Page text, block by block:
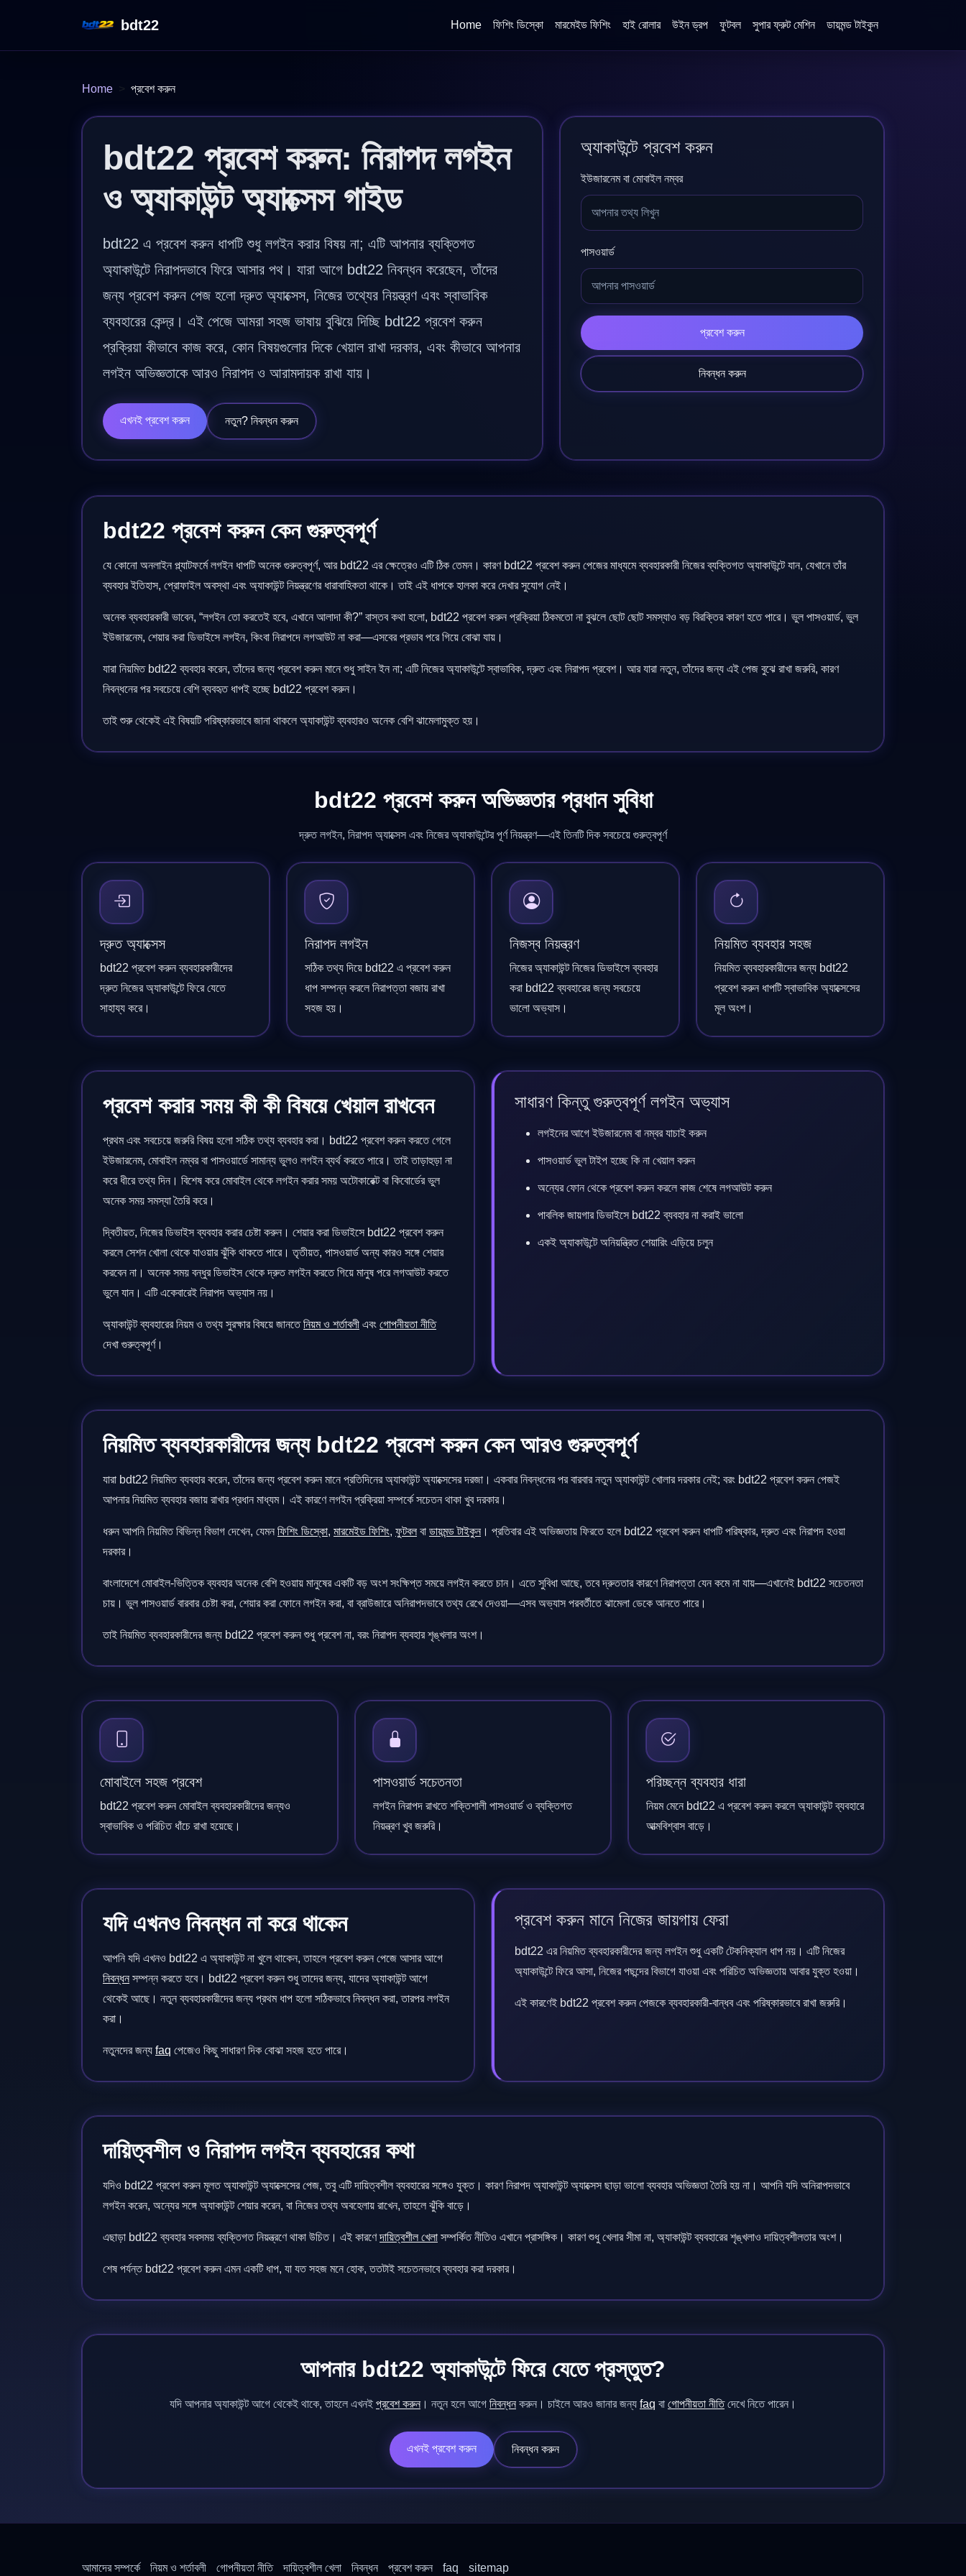
bdt22 Home ফিশিং ডিস্কো মারমেইড ফিশিং হাই রোলার উইন ড্রপ ফুটবল সুপার ফ্রুট মেশিন ডায়মন্ড টাইকুন
Home প্রবেশ করুন
bdt22 প্রবেশ করুন: নিরাপদ লগইন
ও অ্যাকাউন্ট অ্যাক্সেস গাইড
bdt22 এ প্রবেশ করুন ধাপটি শুধু লগইন করার বিষয় না; এটি আপনার ব্যক্তিগত
অ্যাকাউন্টে নিরাপদভাবে ফিরে আসার পথ। যারা আগে bdt22 নিবন্ধন করেছেন, তাঁদের
জন্য প্রবেশ করুন পেজ হলো দ্রুত অ্যাক্সেস, নিজের তথ্যের নিয়ন্ত্রণ এবং স্বাভাবিক
ব্যবহারের কেন্দ্র। এই পেজে আমরা সহজ ভাষায় বুঝিয়ে দিচ্ছি bdt22 প্রবেশ করুন
প্রক্রিয়া কীভাবে কাজ করে, কোন বিষয়গুলোর দিকে খেয়াল রাখা দরকার, এবং কীভাবে আপনার
লগইন অভিজ্ঞতাকে আরও নিরাপদ ও আরামদায়ক রাখা যায়।
এখনই প্রবেশ করুন নতুন? নিবন্ধন করুন
অ্যাকাউন্টে প্রবেশ করুন
ইউজারনেম বা মোবাইল নম্বর
পাসওয়ার্ড
প্রবেশ করুন
নিবন্ধন করুন
bdt22 প্রবেশ করুন কেন গুরুত্বপূর্ণ
যে কোনো অনলাইন প্ল্যাটফর্মে লগইন ধাপটি অনেক গুরুত্বপূর্ণ, আর bdt22 এর ক্ষেত্রেও এটি ঠিক তেমন। কারণ bdt22 প্রবেশ করুন পেজের মাধ্যমে ব্যবহারকারী নিজের ব্যক্তিগত অ্যাকাউন্টে যান, যেখানে তাঁর
ব্যবহার ইতিহাস, প্রোফাইল অবস্থা এবং অ্যাকাউন্ট নিয়ন্ত্রণের ধারাবাহিকতা থাকে। তাই এই ধাপকে হালকা করে দেখার সুযোগ নেই।
অনেক ব্যবহারকারী ভাবেন, “লগইন তো করতেই হবে, এখানে আলাদা কী?” বাস্তব কথা হলো, bdt22 প্রবেশ করুন প্রক্রিয়া ঠিকমতো না বুঝলে ছোট ছোট সমস্যাও বড় বিরক্তির কারণ হতে পারে। ভুল পাসওয়ার্ড, ভুল
ইউজারনেম, শেয়ার করা ডিভাইসে লগইন, কিংবা নিরাপদে লগআউট না করা—এসবের প্রভাব পরে গিয়ে বোঝা যায়।
যারা নিয়মিত bdt22 ব্যবহার করেন, তাঁদের জন্য প্রবেশ করুন মানে শুধু সাইন ইন না; এটি নিজের অ্যাকাউন্টে স্বাভাবিক, দ্রুত এবং নিরাপদ প্রবেশ। আর যারা নতুন, তাঁদের জন্য এই পেজ বুঝে রাখা জরুরি, কারণ
নিবন্ধনের পর সবচেয়ে বেশি ব্যবহৃত ধাপই হচ্ছে bdt22 প্রবেশ করুন।
তাই শুরু থেকেই এই বিষয়টি পরিষ্কারভাবে জানা থাকলে অ্যাকাউন্ট ব্যবহারও অনেক বেশি ঝামেলামুক্ত হয়।
bdt22 প্রবেশ করুন অভিজ্ঞতার প্রধান সুবিধা
দ্রুত লগইন, নিরাপদ অ্যাক্সেস এবং নিজের অ্যাকাউন্টের পূর্ণ নিয়ন্ত্রণ—এই তিনটি দিক সবচেয়ে গুরুত্বপূর্ণ
দ্রুত অ্যাক্সেস
bdt22 প্রবেশ করুন ব্যবহারকারীদের
দ্রুত নিজের অ্যাকাউন্টে ফিরে যেতে
সাহায্য করে।
নিরাপদ লগইন
সঠিক তথ্য দিয়ে bdt22 এ প্রবেশ করুন
ধাপ সম্পন্ন করলে নিরাপত্তা বজায় রাখা
সহজ হয়।
নিজস্ব নিয়ন্ত্রণ
নিজের অ্যাকাউন্ট নিজের ডিভাইসে ব্যবহার
করা bdt22 ব্যবহারের জন্য সবচেয়ে
ভালো অভ্যাস।
নিয়মিত ব্যবহার সহজ
নিয়মিত ব্যবহারকারীদের জন্য bdt22
প্রবেশ করুন ধাপটি স্বাভাবিক অ্যাক্সেসের
মূল অংশ।
প্রবেশ করার সময় কী কী বিষয়ে খেয়াল রাখবেন
প্রথম এবং সবচেয়ে জরুরি বিষয় হলো সঠিক তথ্য ব্যবহার করা। bdt22 প্রবেশ করুন করতে গেলে
ইউজারনেম, মোবাইল নম্বর বা পাসওয়ার্ডে সামান্য ভুলও লগইন ব্যর্থ করতে পারে। তাই তাড়াহুড়া না
করে ধীরে তথ্য দিন। বিশেষ করে মোবাইল থেকে লগইন করার সময় অটোকারেক্ট বা কিবোর্ডের ভুল
অনেক সময় সমস্যা তৈরি করে।
দ্বিতীয়ত, নিজের ডিভাইস ব্যবহার করার চেষ্টা করুন। শেয়ার করা ডিভাইসে bdt22 প্রবেশ করুন
করলে সেশন খোলা থেকে যাওয়ার ঝুঁকি থাকতে পারে। তৃতীয়ত, পাসওয়ার্ড অন্য কারও সঙ্গে শেয়ার
করবেন না। অনেক সময় বন্ধুর ডিভাইস থেকে দ্রুত লগইন করতে গিয়ে মানুষ পরে লগআউট করতে
ভুলে যান। এটি একেবারেই নিরাপদ অভ্যাস নয়।
অ্যাকাউন্ট ব্যবহারের নিয়ম ও তথ্য সুরক্ষার বিষয়ে জানতেনিয়ম ও শর্তাবলী এবং গোপনীয়তা নীতি
দেখা গুরুত্বপূর্ণ।
সাধারণ কিন্তু গুরুত্বপূর্ণ লগইন অভ্যাস
লগইনের আগে ইউজারনেম বা নম্বর যাচাই করুন
পাসওয়ার্ড ভুল টাইপ হচ্ছে কি না খেয়াল করুন
অন্যের ফোন থেকে প্রবেশ করুন করলে কাজ শেষে লগআউট করুন
পাবলিক জায়গার ডিভাইসে bdt22 ব্যবহার না করাই ভালো
একই অ্যাকাউন্টে অনিয়ন্ত্রিত শেয়ারিং এড়িয়ে চলুন
নিয়মিত ব্যবহারকারীদের জন্য bdt22 প্রবেশ করুন কেন আরও গুরুত্বপূর্ণ
যারা bdt22 নিয়মিত ব্যবহার করেন, তাঁদের জন্য প্রবেশ করুন মানে প্রতিদিনের অ্যাকাউন্ট অ্যাক্সেসের দরজা। একবার নিবন্ধনের পর বারবার নতুন অ্যাকাউন্ট খোলার দরকার নেই; বরং bdt22 প্রবেশ করুন পেজই
আপনার নিয়মিত ব্যবহার বজায় রাখার প্রধান মাধ্যম। এই কারণে লগইন প্রক্রিয়া সম্পর্কে সচেতন থাকা খুব দরকার।
ধরুন আপনি নিয়মিত বিভিন্ন বিভাগ দেখেন, যেমন ফিশিং ডিস্কো, মারমেইড ফিশিং, ফুটবলবা ডায়মন্ড টাইকুন। প্রতিবার এই অভিজ্ঞতায় ফিরতে হলে bdt22 প্রবেশ করুন ধাপটি পরিষ্কার, দ্রুত এবং নিরাপদ হওয়া
দরকার।
বাংলাদেশে মোবাইল-ভিত্তিক ব্যবহার অনেক বেশি হওয়ায় মানুষের একটি বড় অংশ সংক্ষিপ্ত সময়ে লগইন করতে চান। এতে সুবিধা আছে, তবে দ্রুততার কারণে নিরাপত্তা যেন কমে না যায়—এখানেই bdt22 সচেতনতা
চায়। ভুল পাসওয়ার্ড বারবার চেষ্টা করা, শেয়ার করা ফোনে লগইন করা, বা ব্রাউজারে অনিরাপদভাবে তথ্য রেখে দেওয়া—এসব অভ্যাস পরবর্তীতে ঝামেলা ডেকে আনতে পারে।
তাই নিয়মিত ব্যবহারকারীদের জন্য bdt22 প্রবেশ করুন শুধু প্রবেশ না, বরং নিরাপদ ব্যবহার শৃঙ্খলার অংশ।
মোবাইলে সহজ প্রবেশ
bdt22 প্রবেশ করুন মোবাইল ব্যবহারকারীদের জন্যও
স্বাভাবিক ও পরিচিত ধাঁচে রাখা হয়েছে।
পাসওয়ার্ড সচেতনতা
লগইন নিরাপদ রাখতে শক্তিশালী পাসওয়ার্ড ও ব্যক্তিগত
নিয়ন্ত্রণ খুব জরুরি।
পরিচ্ছন্ন ব্যবহার ধারা
নিয়ম মেনে bdt22 এ প্রবেশ করুন করলে অ্যাকাউন্ট ব্যবহারে
আত্মবিশ্বাস বাড়ে।
যদি এখনও নিবন্ধন না করে থাকেন
আপনি যদি এখনও bdt22 এ অ্যাকাউন্ট না খুলে থাকেন, তাহলে প্রবেশ করুন পেজে আসার আগে
নিবন্ধনসম্পন্ন করতে হবে। bdt22 প্রবেশ করুন শুধু তাদের জন্য, যাদের অ্যাকাউন্ট আগে
থেকেই আছে। নতুন ব্যবহারকারীদের জন্য প্রথম ধাপ হলো সঠিকভাবে নিবন্ধন করা, তারপর লগইন
করা।
নতুনদের জন্য faq পেজেও কিছু সাধারণ দিক বোঝা সহজ হতে পারে।
প্রবেশ করুন মানে নিজের জায়গায় ফেরা
bdt22 এর নিয়মিত ব্যবহারকারীদের জন্য লগইন শুধু একটি টেকনিক্যাল ধাপ নয়। এটি নিজের
অ্যাকাউন্টে ফিরে আসা, নিজের পছন্দের বিভাগে যাওয়া এবং পরিচিত অভিজ্ঞতায় আবার যুক্ত হওয়া।
এই কারণেই bdt22 প্রবেশ করুন পেজকে ব্যবহারকারী-বান্ধব এবং পরিষ্কারভাবে রাখা জরুরি।
দায়িত্বশীল ও নিরাপদ লগইন ব্যবহারের কথা
যদিও bdt22 প্রবেশ করুন মূলত অ্যাকাউন্ট অ্যাক্সেসের পেজ, তবু এটি দায়িত্বশীল ব্যবহারের সঙ্গেও যুক্ত। কারণ নিরাপদ অ্যাকাউন্ট অ্যাক্সেস ছাড়া ভালো ব্যবহার অভিজ্ঞতা তৈরি হয় না। আপনি যদি অনিরাপদভাবে
লগইন করেন, অন্যের সঙ্গে অ্যাকাউন্ট শেয়ার করেন, বা নিজের তথ্য অবহেলায় রাখেন, তাহলে ঝুঁকি বাড়ে।
এছাড়া bdt22 ব্যবহার সবসময় ব্যক্তিগত নিয়ন্ত্রণে থাকা উচিত। এই কারণেদায়িত্বশীল খেলা সম্পর্কিত নীতিও এখানে প্রাসঙ্গিক। কারণ শুধু খেলার সীমা না, অ্যাকাউন্ট ব্যবহারের শৃঙ্খলাও দায়িত্বশীলতার অংশ।
শেষ পর্যন্ত bdt22 প্রবেশ করুন এমন একটি ধাপ, যা যত সহজ মনে হোক, ততটাই সচেতনভাবে ব্যবহার করা দরকার।
আপনার bdt22 অ্যাকাউন্টে ফিরে যেতে প্রস্তুত?
যদি আপনার অ্যাকাউন্ট আগে থেকেই থাকে, তাহলে এখনই প্রবেশ করুন। নতুন হলে আগে নিবন্ধনকরুন। চাইলে আরও জানার জন্য faq বা গোপনীয়তা নীতিদেখে নিতে পারেন।
এখনই প্রবেশ করুন নিবন্ধন করুন
আমাদের সম্পর্কে নিয়ম ও শর্তাবলী গোপনীয়তা নীতি দায়িত্বশীল খেলা নিবন্ধন প্রবেশ করুন faq sitemap